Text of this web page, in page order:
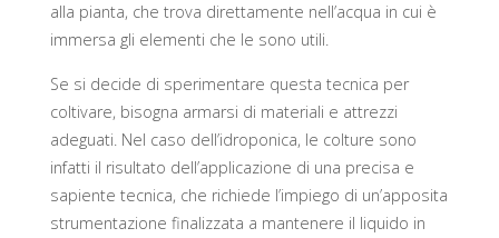
alla pianta, che trova direttamente nell’acqua in cui è
immersa gli elementi che le sono utili.
Se si decide di sperimentare questa tecnica per
coltivare, bisogna armarsi di materiali e attrezzi
adeguati. Nel caso dell’idroponica, le colture sono
infatti il risultato dell’applicazione di una precisa e
sapiente tecnica, che richiede l’impiego di un’apposita
strumentazione finalizzata a mantenere il liquido in